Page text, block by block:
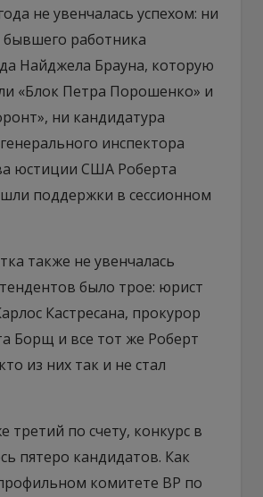
не увенчалась успехом: ни
бывшего работника
Найджела Брауна, которую
«Блок Петра Порошенко» и
ни кандидатура
инспектора
юстиции США Роберта
поддержки в сессионном
также не увенчалась
было трое: юрист
Кастресана, прокурор
Борщ и все тот же Роберт
из них так и не стал
третий по счету, конкурс в
пятеро кандидатов. Как
комитете ВР по